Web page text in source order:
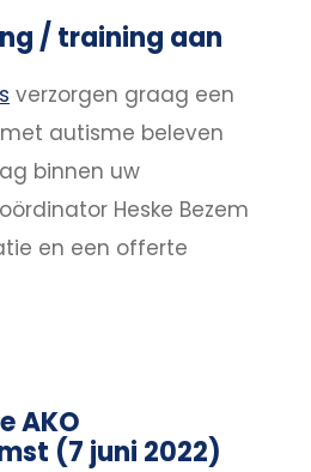
/ training aan
verzorgen graag een
autisme beleven
binnen uw
Heske Bezem
en een offerte
AKO
(7 juni 2022)